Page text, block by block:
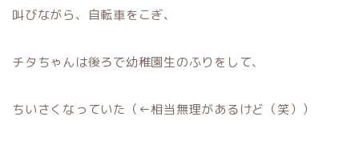
叫びながら、自転車をこぎ、
チタちゃんは後ろで幼稚園生のふりをして、
ちいさくなっていた（←相当無理があるけど（笑））